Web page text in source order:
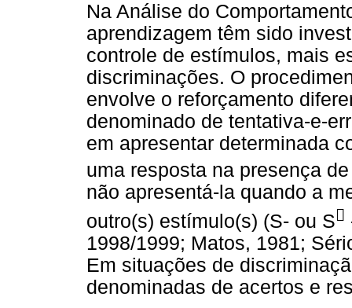
Na Análise do
aprendizagem têm sido
controle de estímulos, mais
discriminações. O
envolve o reforçamento
denominado de tentativa-e-
em apresentar determinada
uma resposta na presença
não apresentá-la quando a
outro(s) estímulo(s) (S- ou S
1998/1999; Matos, 1981;
Em situações de
denominadas de acertos e